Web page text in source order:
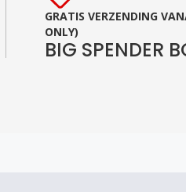
GRATIS VERZENDING
ONLY)
BIG SPENDER